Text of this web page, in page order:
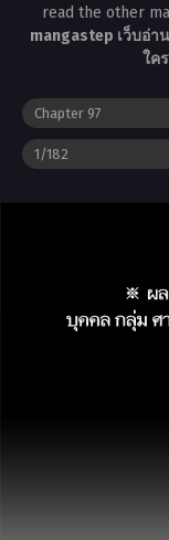
read the other
mangastep เว็บอ่า
ใคร